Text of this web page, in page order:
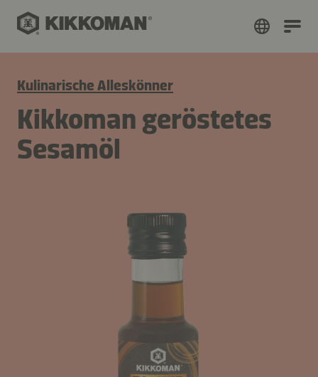
Kulinarische Alleskönner
Kikkoman geröstetes
Sesamöl